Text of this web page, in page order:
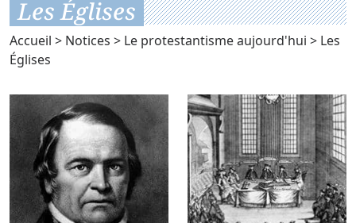
Les Églises
Accueil > Notices > Le protestantisme aujourd'hui > Les
Églises